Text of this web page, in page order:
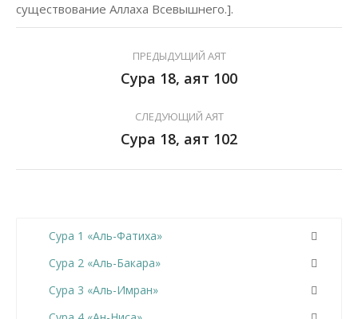
существование Аллаха Всевышнего.].
ПРЕДЫДУЩИЙ АЯТ
Сура 18, аят 100
СЛЕДУЮЩИЙ АЯТ
Сура 18, аят 102
Сура 1 «Аль-Фатиха»
Сура 2 «Аль-Бакара»
Сура 3 «Аль-Имран»